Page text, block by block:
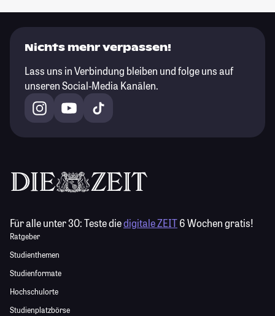
Nichts mehr verpassen!
Lass uns in Verbindung bleiben und folge uns auf
unseren Social-Media Kanälen.
Für alle unter 30:Teste diedigitale ZEIT6 Wochen gratis!
Ratgeber
Studienthemen
Studienformate
Hochschulorte
Studienplatzbörse